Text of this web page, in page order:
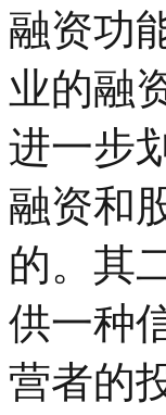
融资功
业的融
进一步
融资和
的。其
供一种
营者的